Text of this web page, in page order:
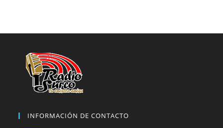
nueva
INFORMACIÓN DE CONTACTO